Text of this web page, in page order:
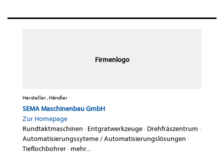
Firmenlogo
Hersteller , Händler
SEMA Maschinenbau GmbH
Zur Homepage
Rundtaktmaschinen · Entgratwerkzeuge· Drehfräszentrum ·
Automatisierungssyteme / Automatisierungslösungen ·
Tieflochbohrer· mehr...